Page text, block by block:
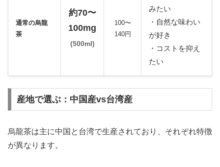
通常の烏龍
茶
約70〜
100mg
(500ml)
100〜
140円
みたい
・自然な味わい
が好き
・コストを抑え
たい
産地で選ぶ：中国産vs台湾産
烏龍茶は主に中国と台湾で生産されており、それぞれ特徴
が異なります。